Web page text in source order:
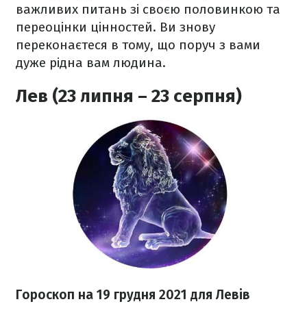
важливих питань зі своєю половинкою та
переоцінки цінностей. Ви знову
переконаєтеся в тому, що поруч з вами
дуже рідна вам людина.
Лев (23 липня – 23 серпня)
Гороскоп на 19 грудня 2021 для Левів